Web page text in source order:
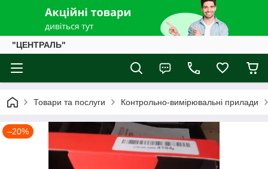
"ЦЕНТРАЛЬ"
Товари та послуги Контрольно-вимірювальні прилади
–20%